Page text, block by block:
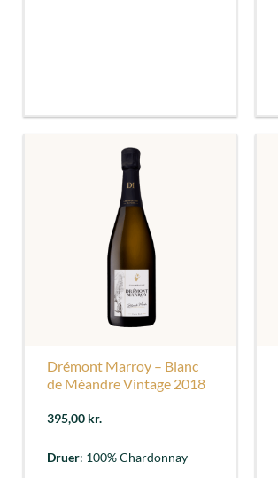
Drémont Marroy – Blanc
de Méandre Vintage 2018
395,00 kr.
Druer: 100% Chardonnay